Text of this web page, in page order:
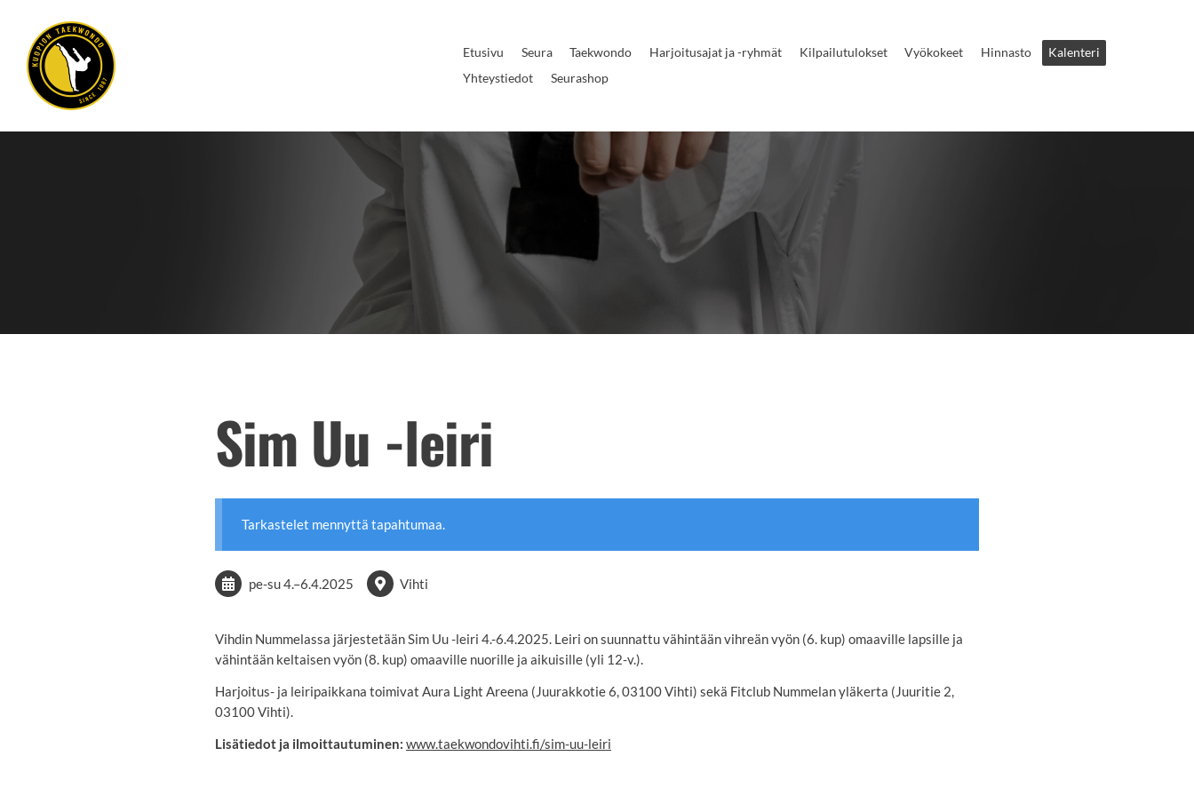
sivun
sisältöön
Kuopion Taekwondo ry
Etusivu Seura Taekwondo Harjoitusajat ja -ryhmät Kilpailutulokset Vyökokeet Hinnasto
Kalenteri
Yhteystiedot
Seurashop
Sim Uu -leiri
Tarkastelet mennyttä tapahtumaa.
pe-su4.–6.4.2025 Vihti
Vihdin Nummelassa järjestetään Sim Uu -leiri 4.-6.4.2025. Leiri on suunnattu vähintään vihreän vyön (6. kup) omaaville lapsille ja
vähintään keltaisen vyön (8. kup) omaaville nuorille ja aikuisille (yli 12-v.).
Harjoitus- ja leiripaikkana toimivat Aura Light Areena (Juurakkotie 6, 03100 Vihti) sekä Fitclub Nummelan yläkerta (Juuritie 2,
03100 Vihti).
Lisätiedot ja ilmoittautuminen: www.taekwondovihti.fi/sim-uu-leiri